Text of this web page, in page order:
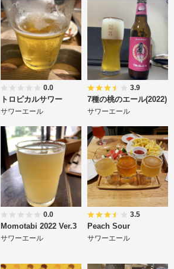
0.0
トロピカルサワー
サワーエール
3.9
7種の桃のエール(2022)
サワーエール
0.0
Momotabi 2022 Ver.3
サワーエール
3.5
Peach Sour
サワーエール